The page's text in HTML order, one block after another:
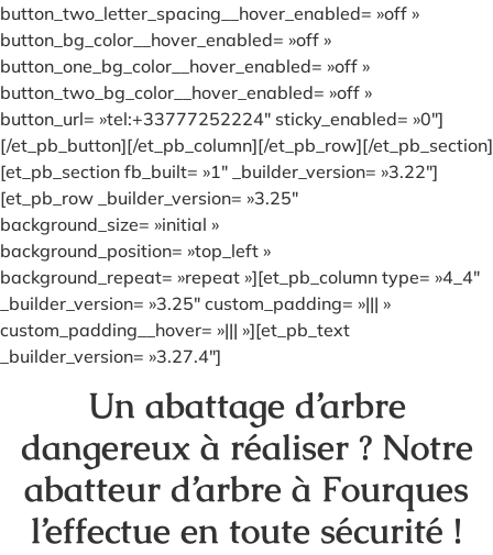
button_two_letter_spacing__hover_enabled= »off »
button_bg_color__hover_enabled= »off »
button_one_bg_color__hover_enabled= »off »
button_two_bg_color__hover_enabled= »off »
button_url= »tel:+33777252224″ sticky_enabled= »0″]
[/et_pb_button][/et_pb_column][/et_pb_row][/et_pb_section]
[et_pb_section fb_built= »1″ _builder_version= »3.22″]
[et_pb_row _builder_version= »3.25″
background_size= »initial »
background_position= »top_left »
background_repeat= »repeat »][et_pb_column type= »4_4″
_builder_version= »3.25″ custom_padding= »||| »
custom_padding__hover= »||| »][et_pb_text
_builder_version= »3.27.4″]
Un abattage d’arbre
dangereux à réaliser ? Notre
abatteur d’arbre à Fourques
l’effectue en toute sécurité !